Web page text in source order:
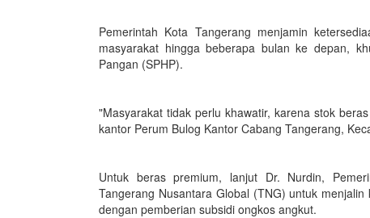
Pemerintah Kota Tangerang menjamin
masyarakat hingga beberapa bulan ke depan,
Pangan (SPHP).
"Masyarakat tidak perlu khawatir, karena stok
kantor Perum Bulog Kantor Cabang Tangerang,
Untuk beras premium, lanjut Dr. Nurdin,
Tangerang Nusantara Global (TNG) untuk
dengan pemberian subsidi ongkos angkut.